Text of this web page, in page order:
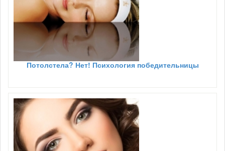
Потолстела? Нет! Психология победительницы